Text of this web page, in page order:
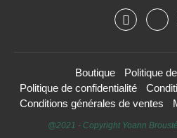
Boutique
Politique
Politique de confidentialité
Conditions générales de ventes
@2021 - Copyright Yoann